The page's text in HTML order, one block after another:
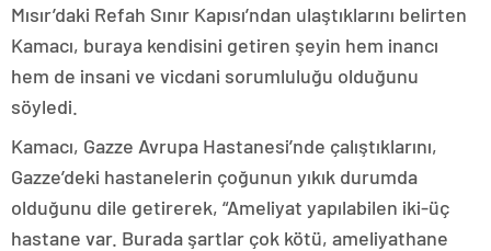
Mısır’daki Refah Sınır Kapısı’ndan ulaştıklarını belirten
Kamacı, buraya kendisini getiren şeyin hem inancı
hem de insani ve vicdani sorumluluğu olduğunu
söyledi.
Kamacı, Gazze Avrupa Hastanesi’nde çalıştıklarını,
Gazze’deki hastanelerin çoğunun yıkık durumda
olduğunu dile getirerek, “Ameliyat yapılabilen iki-üç
hastane var. Burada şartlar çok kötü, ameliyathane